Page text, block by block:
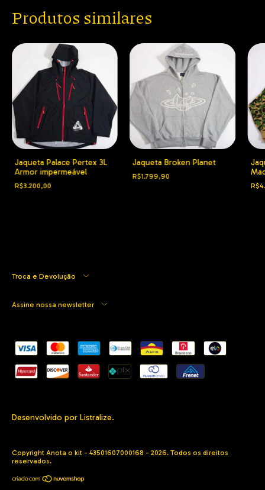
Produtos similares
Jaqueta Palace Pertex 3L
Armor impermeável
R$3.200,00
Jaqueta Broken Planet
R$1.799,90
Troca e Devolução
Assine nossa newsletter
Desenvolvido por Listralize.
Copyright Anota o kit - 43501607000168 - 2026. Todos os direitos
reservados.